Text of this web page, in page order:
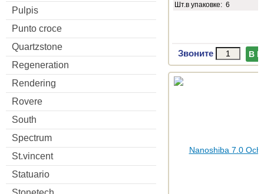
Pulpis
Punto croce
Quartzstone
Regeneration
Rendering
Rovere
South
Spectrum
St.vincent
Statuario
Шт.в упаковке: 6
Звоните В